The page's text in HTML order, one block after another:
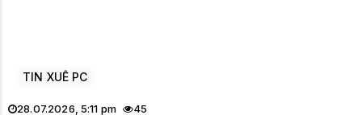
TIN XUÊ PC
28.07.2026, 5:11 pm 45